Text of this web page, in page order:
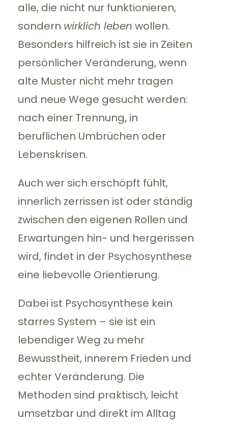
alle, die nicht nur funktionieren,
sondern wirklich leben wollen.
Besonders hilfreich ist sie in Zeiten
persönlicher Veränderung, wenn
alte Muster nicht mehr tragen
und neue Wege gesucht werden:
nach einer Trennung, in
beruflichen Umbrüchen oder
Lebenskrisen.
Auch wer sich erschöpft fühlt,
innerlich zerrissen ist oder ständig
zwischen den eigenen Rollen und
Erwartungen hin- und hergerissen
wird, findet in der Psychosynthese
eine liebevolle Orientierung.
Dabei ist Psychosynthese kein
starres System – sie ist ein
lebendiger Weg zu mehr
Bewusstheit, innerem Frieden und
echter Veränderung. Die
Methoden sind praktisch, leicht
umsetzbar und direkt im Alltag